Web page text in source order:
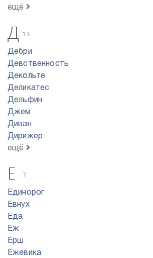
ещё
Д 13
Дебри
Девственность
Декольте
Деликатес
Дельфин
Джем
Диван
Дирижер
ещё
Е 7
Единорог
Евнух
Еда
Еж
Ерш
Ежевика